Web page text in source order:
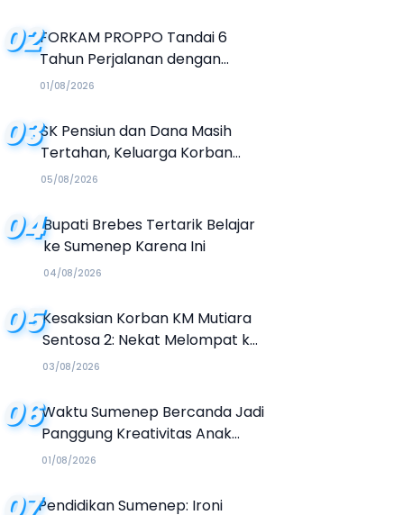
02FORKAM PROPPO Tandai 6
Tahun Perjalanan dengan
Peluncuran Mars, Hymne, dan
01/08/2026
03SK Pensiun dan Dana Masih
Tertahan, Keluarga Korban
Tagih Janji BRI Sumenep
05/08/2026
04Bupati Brebes Tertarik Belajar
ke Sumenep Karena Ini
04/08/2026
05Kesaksian Korban KM Mutiara
Sentosa 2: Nekat Melompat ke
Laut Meski Tak Bisa Berenang
03/08/2026
06Waktu Sumenep Bercanda Jadi
Panggung Kreativitas Anak
Muda, Hasilkan Kolaborasi
01/08/2026
Pendidikan Sumenep: Ironi